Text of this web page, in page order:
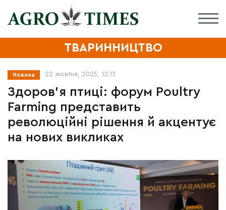
ТВАРИННИЦТВО
Новина 22 жовтня, 2025, 12:13
Здоров’я птиці: форум Poultry
Farming представить
революційні рішення й акцентує
на нових викликах